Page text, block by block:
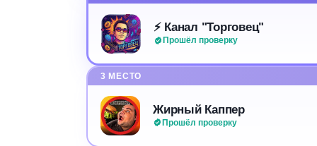
⚡️ Канал "Торговец"
Прошёл проверку
3 МЕСТО
Жирный Каппер
Прошёл проверку